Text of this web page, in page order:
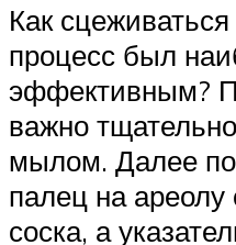
Как
процесс был
эффективным?
важно
мылом. Далее
палец на ареолу
соска, а